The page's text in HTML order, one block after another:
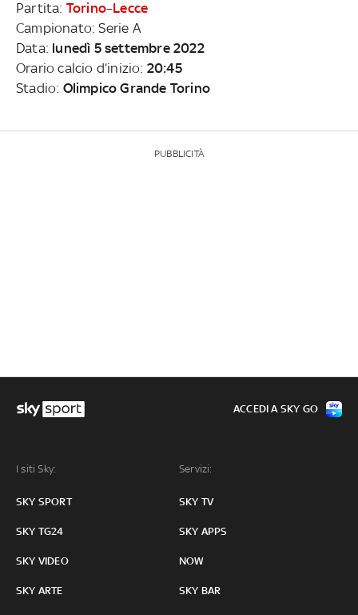
Partita: Torino–Lecce
Campionato: Serie A
Data: lunedì 5 settembre 2022
Orario calcio d’inizio: 20:45
Stadio: Olimpico Grande Torino
PUBBLICITÀ
I siti Sky:
SKY SPORT
SKY TG24
SKY VIDEO
SKY ARTE
Servizi:
SKY TV
SKY APPS
NOW
SKY BAR
ACCEDI A SKY GO